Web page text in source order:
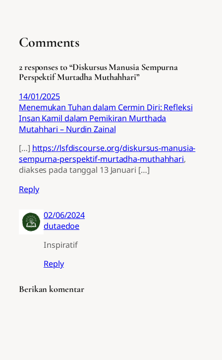
Comments
2 responses to “Diskursus Manusia Sempurna
Perspektif Murtadha Muthahhari”
14/01/2025
Menemukan Tuhan dalam Cermin Diri: Refleksi
Insan Kamil dalam Pemikiran Murthada
Mutahhari – Nurdin Zainal
[…] https://lsfdiscourse.org/diskursus-manusia-
sempurna-perspektif-murtadha-muthahhari,
diakses pada tanggal 13 Januari […]
Reply
02/06/2024
dutaedoe
Inspiratif
Reply
Berikan komentar